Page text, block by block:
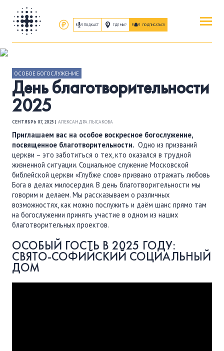
ПОДКАСТ ГДЕ МЫ? ПОДПИСАТЬСЯ
ПОСЕТИТЬ
ПРИСОЕДИНИТЬСЯ
ЗАНЯТИЯ|ГРУППЫ|СЛУЖЕНИЯ
ПОСЛУШАТЬ
ЗАПИСИ БОГОСЛУЖЕНИЙ
ПОДДЕРЖАТЬ
ВРЕМЯ |ДЕНЬГИ
ОСОБОЕ БОГОСЛУЖЕНИЕ
День благотворительности
2025
СЕНТЯБРЬ 07, 2025 | АЛЕКСАНДРА ЛЫСАКОВА
Приглашаем вас на особое воскресное богослужение,
посвященное благотворительности. Одно из призваний
церкви – это заботиться о тех, кто оказался в трудной
жизненной ситуации. Социальное служение Московской
библейской церкви «Глубже слов» призвано отражать любовь
Бога в делах милосердия. В день благотворительности мы
говорим и делаем. Мы рассказываем о различных
возможностях, как можно послужить и даём шанс прямо там
на богослужении принять участие в одном из наших
благотворительных проектов.
ОСОБЫЙ ГОСТЬ В 2025 ГОДУ:
СВЯТО-СОФИЙСКИЙ СОЦИАЛЬНЫЙ
ДОМ